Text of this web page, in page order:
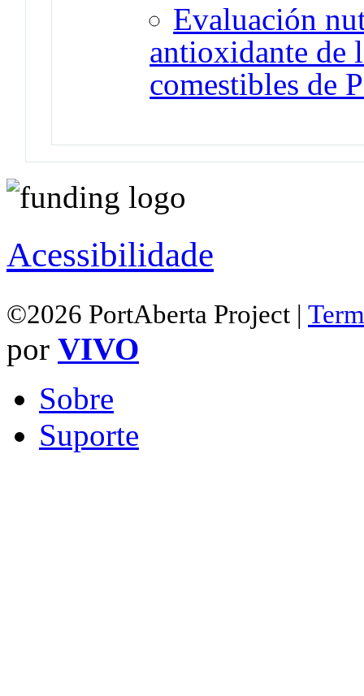
Evaluación
antioxidante de
comestibles de
Acessibilidade
©2026 PortAberta Project |
por VIVO
Sobre
Suporte